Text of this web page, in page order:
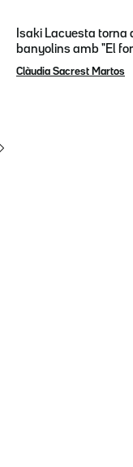
Isaki Lacuesta torna
banyolins amb "El
Clàudia Sacrest Martos